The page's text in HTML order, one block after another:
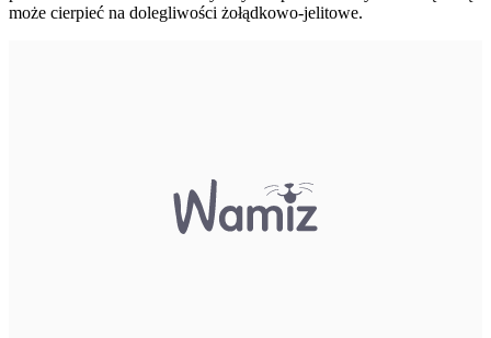
może cierpieć na dolegliwości żołądkowo-jelitowe.